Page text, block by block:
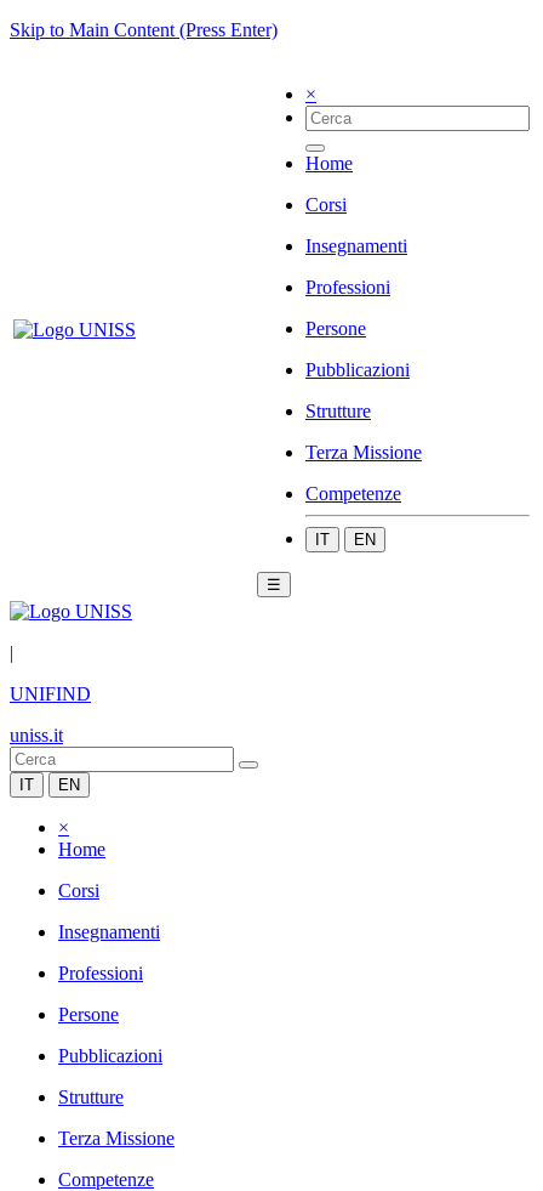
Skip to Main Content (Press Enter)
×
Home
Corsi
Insegnamenti
Professioni
Persone
Pubblicazioni
Strutture
Terza Missione
Competenze
IT EN
☰
|
UNIFIND
uniss.it
IT EN
×
Home
Corsi
Insegnamenti
Professioni
Persone
Pubblicazioni
Strutture
Terza Missione
Competenze